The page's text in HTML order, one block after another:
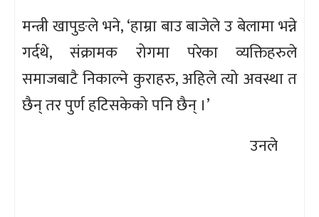
मन्त्री खापुङले भने, ‘हाम्रा बाउ बाजेले उ बेलामा भन्ने
गर्दथे, संक्रामक रोगमा परेका व्यक्तिहरुले
समाजबाटै निकाल्ने कुराहरु, अहिले त्यो अवस्था त
छैन् तर पुर्ण हटिसकेको पनि छैन् ।’
उनले